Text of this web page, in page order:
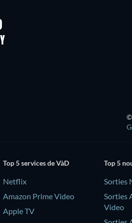
©
Top 5 services de VàD
Netflix
Amazon Prime Video
Apple TV
Top 5
Sorties
Sorties
Video